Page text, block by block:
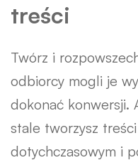
treści
Twórz i
odbiorcy mogli je
dokonać konwersji.
stale tworzysz
dotychczasowym i